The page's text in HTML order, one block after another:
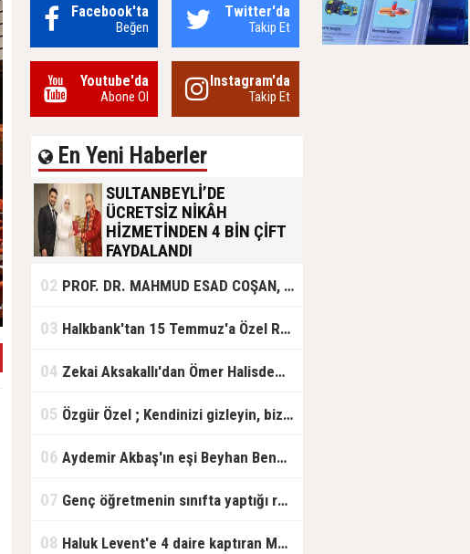
Facebook'ta
Beğen
Twitter'da
Takip Et
Youtube'da
Abone Ol
Instagram'da
Takip Et
En Yeni Haberler
SULTANBEYLİ’DE
ÜCRETSİZ NİKÂH
HİZMETİNDEN 4 BİN ÇİFT
FAYDALANDI
olan gençlere destek amacıyla
başlattığı ücretsiz nikâh hizmetini
başlattıklarını belirten Sultanbeyli
ücretsiz hizmet vermenin
02 PROF. DR. MAHMUD ESAD COŞAN, DOĞUMUNUN HİCRÎ 91. YILINDA ELAZIĞ'DA YÂD EDİLECEK
03 Halkbank'tan 15 Temmuz'a Özel Reklam Filmi: "İrade Bizim, Zafer Bizim"
04 Zekai Aksakallı'dan Ömer Halisdemir'e 'vefa' ziyareti!
05 Özgür Özel ; Kendinizi gizleyin, bizden işaret bekleyin
06 Aydemir Akbaş'ın eşi Beyhan Benek Akbaş hayatını kaybetti
07 Genç öğretmenin sınıfta yaptığı rezil paylaşım
08 Haluk Levent'e 4 daire kaptıran Müteahhit soluğu savcılıkta aldı